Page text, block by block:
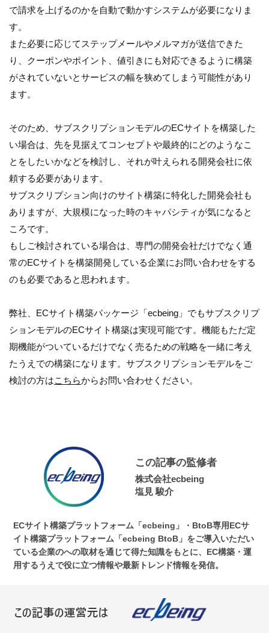
で請求を上げるのかを自動で動かすシステムが必要になりま
す。
また必要に応じてステップメールやメルマガが送信できた
り、クーポンやポイント、値引きにも対応できるように構築
がされていないとサービスの幅を狭めてしまう可能性があり
ます。
そのため、サブスクリプションモデルのECサイトを構築した
い場合は、先を見据えてコンセプトや最終的にどのようなこ
とをしたいかなどを検討し、それが叶えられる開発会社に依
頼する必要があります。
サブスクリプション向けのサイト構築に特化した開発会社も
ありますが、大規模になった時のキャパシティが気になると
ころです。
もしご検討されている場合は、専門の開発会社だけでなく通
常のECサイトを構築開発している企業にお問い合わせをする
のも必要であると思われます。
弊社、ECサイト構築パッケージ「ecbeing」でもサブスクリプ
ションモデルのECサイト構築は実現可能です。機能もただ定
期機能がついているだけでなく売るための戦略を一緒に考え
たうえでの構築になります。サブスクリプションモデルをご
検討の方はこちらからお問い合わせください。
この記事の監修者
株式会社ecbeing
塩見 駿介
ECサイト構築プラットフォーム「ecbeing」・BtoB専用ECサ
イト構築プラットフォーム「ecbeing BtoB」をご導入いただい
ている企業のへの取材を通じて得た知識をもとに、EC構築・運
用するうえで役に立つ情報や最新トレンド情報を発信。